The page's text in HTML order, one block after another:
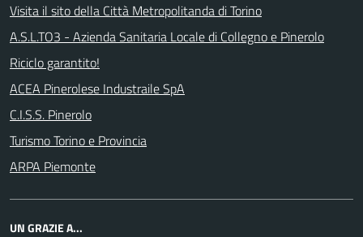
Visita il sito della Città Metropolitanda di Torino
A.S.L.TO3 - Azienda Sanitaria Locale di Collegno e Pinerolo
Riciclo garantito!
ACEA Pinerolese Industraile SpA
C.I.S.S. Pinerolo
Turismo Torino e Provincia
ARPA Piemonte
UN GRAZIE A...